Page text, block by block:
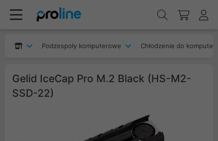
Podzespoły komputerowe Chłodzenie do
Gelid IceCap Pro M.2 Black (HS-M2-
SSD-22)